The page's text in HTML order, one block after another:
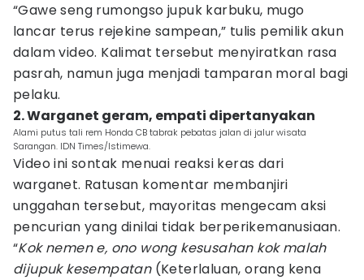
“Gawe seng rumongso jupuk karbuku, mugo
lancar terus rejekine sampean,” tulis pemilik akun
dalam video. Kalimat tersebut menyiratkan rasa
pasrah, namun juga menjadi tamparan moral bagi
pelaku.
2. Warganet geram, empati dipertanyakan
Alami putus tali rem Honda CB tabrak pebatas jalan di jalur wisata
Sarangan. IDN Times/Istimewa.
Video ini sontak menuai reaksi keras dari
warganet. Ratusan komentar membanjiri
unggahan tersebut, mayoritas mengecam aksi
pencurian yang dinilai tidak berperikemanusiaan.
“Kok nemen e, ono wong kesusahan kok malah
dijupuk kesempatan (Keterlaluan, orang kena